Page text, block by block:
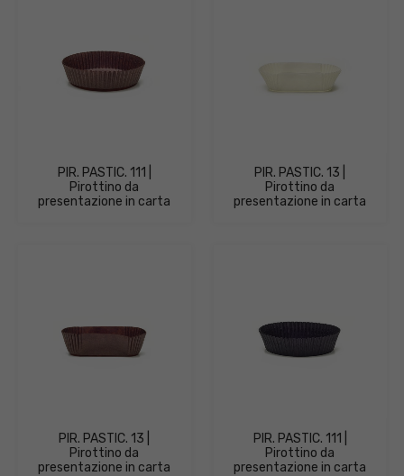
PIR. PASTIC. 111 |
Pirottino da
presentazione in carta
PIR. PASTIC. 13 |
Pirottino da
presentazione in carta
PIR. PASTIC. 13 |
Pirottino da
presentazione in carta
PIR. PASTIC. 111 |
Pirottino da
presentazione in carta